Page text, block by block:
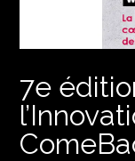
7e